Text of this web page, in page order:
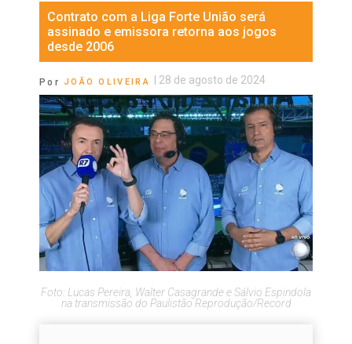
Contrato com a Liga Forte União será
assinado e emissora retorna aos jogos
desde 2006
Por JOÃO OLIVEIRA 28 de agosto de 2024
Foto: Lucas Pereira, Walter Casagrande e Sálvio Espindola
na transmissão do Paulistão Reprodução/Record